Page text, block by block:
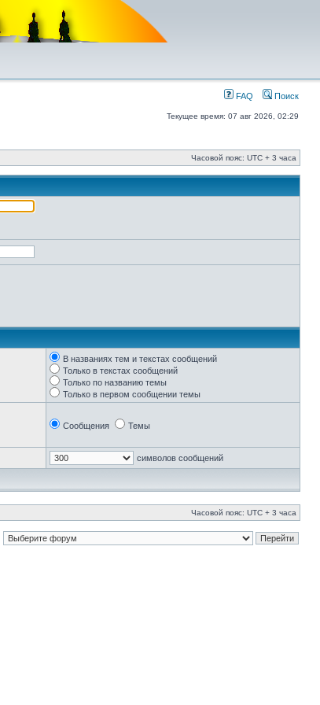
FAQ Поиск
Текущее время: 07 авг 2026, 02:29
Часовой пояс: UTC + 3 часа
В названиях тем и текстах сообщений
Только в текстах сообщений
Только по названию темы
Только в первом сообщении темы
Сообщения Темы
символов сообщений
Часовой пояс: UTC + 3 часа